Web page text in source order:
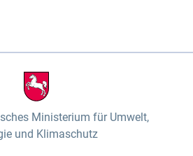
Ministerium für Umwelt,
und Klimaschutz